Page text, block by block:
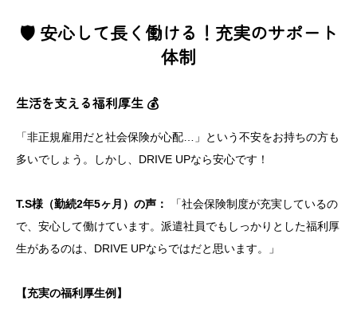
🛡️ 安心して長く働ける！充実のサポート
体制
生活を支える福利厚生 💰
「非正規雇用だと社会保険が心配…」という不安をお持ちの方も
多いでしょう。しかし、DRIVE UPなら安心です！
T.S様（勤続2年5ヶ月）の声：
「社会保険制度が充実しているの
で、安心して働けています。派遣社員でもしっかりとした福利厚
生があるのは、DRIVE UPならではだと思います。」
【充実の福利厚生例】